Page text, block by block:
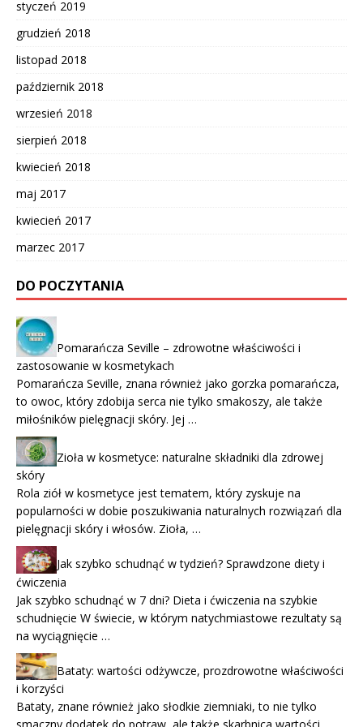
styczeń 2019
grudzień 2018
listopad 2018
październik 2018
wrzesień 2018
sierpień 2018
kwiecień 2018
maj 2017
kwiecień 2017
marzec 2017
DO POCZYTANIA
Pomarańcza Seville – zdrowotne właściwości i
zastosowanie w kosmetykach
Pomarańcza Seville, znana również jako gorzka pomarańcza,
to owoc, który zdobija serca nie tylko smakoszy, ale także
miłośników pielęgnacji skóry. Jej …
Zioła w kosmetyce: naturalne składniki dla zdrowej
skóry
Rola ziół w kosmetyce jest tematem, który zyskuje na
popularności w dobie poszukiwania naturalnych rozwiązań dla
pielęgnacji skóry i włosów. Zioła, …
Jak szybko schudnąć w tydzień? Sprawdzone diety i
ćwiczenia
Jak szybko schudnąć w 7 dni? Dieta i ćwiczenia na szybkie
schudnięcie W świecie, w którym natychmiastowe rezultaty są
na wyciągnięcie …
Bataty: wartości odżywcze, prozdrowotne właściwości
i korzyści
Bataty, znane również jako słodkie ziemniaki, to nie tylko